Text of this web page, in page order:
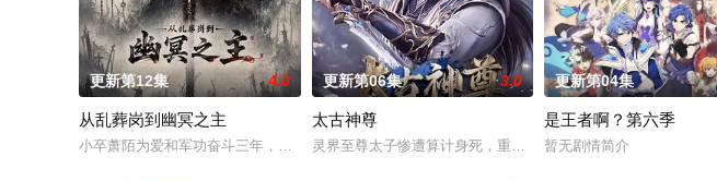
更新第12集 4.0
从乱葬岗到幽冥之主
小卒萧陌为爱和军功奋斗三年，却被恋人柳莺儿与将军之子赵昊联手背叛，残忍杀害后抛尸乱葬岗。
更新第06集 3.0
太古神尊
灵界至尊太子惨遭算计身死，重生跌落凡尘沦为底层杂役！身怀
更新第04集
是王者啊？第六季
暂无剧情简介